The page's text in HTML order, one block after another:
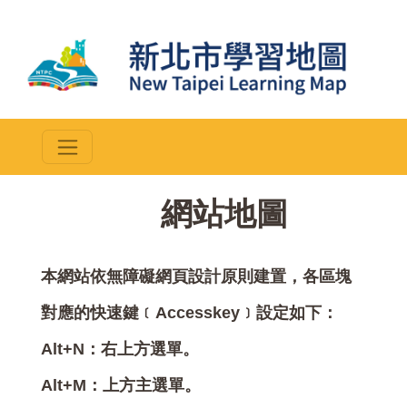
網站地圖
本網站依無障礙網頁設計原則建置，各區塊
對應的快速鍵﹝Accesskey﹞設定如下：
Alt+N：右上方選單。
Alt+M：上方主選單。